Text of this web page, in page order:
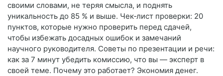
своими словами, не теряя смысла, и поднять
уникальность до 85 % и выше. Чек‑лист проверки: 20
пунктов, которые нужно проверить перед сдачей,
чтобы избежать досадных ошибок и замечаний
научного руководителя. Советы по презентации и речи:
как за 7 минут убедить комиссию, что вы — эксперт в
своей теме. Почему это работает? Экономия денег.